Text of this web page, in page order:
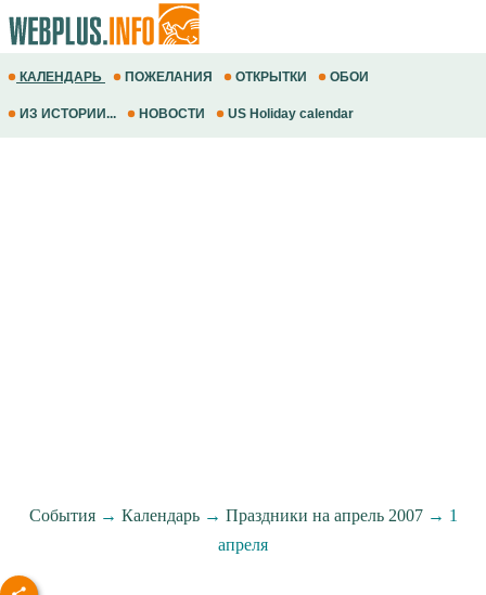
КАЛЕНДАРЬ ПОЖЕЛАНИЯ ОТКРЫТКИ ОБОИ
ИЗ ИСТОРИИ... НОВОСТИ US Holiday calendar
События→ Календарь→ Праздники на апрель 2007→ 1
апреля